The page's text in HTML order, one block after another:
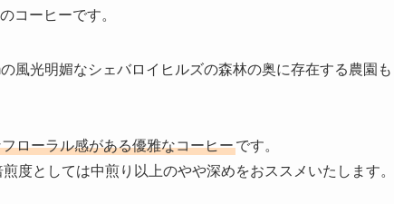
コーヒーです。
風光明媚なシェバロイヒルズの森林の奥に存在する農園も
ローラル感がある優雅なコーヒーです。
度としては中煎り以上のやや深めをおススメいたします。